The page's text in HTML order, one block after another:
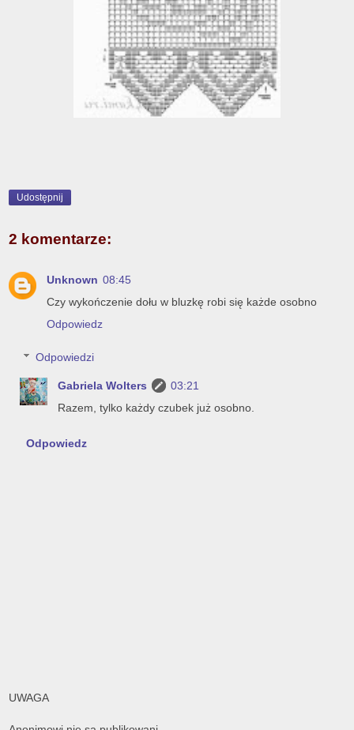
Udostępnij
2 komentarze:
Unknown 08:45
Czy wykończenie dołu w bluzkę robi się każde osobno
Odpowiedz
Odpowiedzi
Gabriela Wolters
03:21
Razem, tylko każdy czubek już osobno.
Odpowiedz
UWAGA